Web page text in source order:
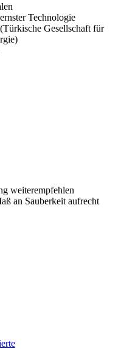
Technologie
Gesellschaft für
weiterempfehlen
an Sauberkeit aufrecht